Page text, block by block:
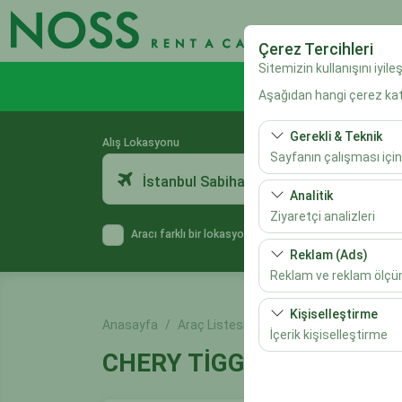
Çerez Tercihleri
Sitemizin kullanışını
Aşağıdan hangi çerez
Gerekli & Teknik
Sayfanın çalışması
Bu çerezler sitenin
bırakılamaz.
Analitik
Ziyaretçi analizleri
Bu çerezler, sitemizin
etmemizi sağlar. Bu
Reklam (Ads)
Reklam ve reklam
Bu çerezler, size ilgi
etkinliğini (gösterim
Kişiselleştirme
İçerik kişiselleştirme
deneyiminizin
Alış Lokasyonu
İstanbul Sabiha Gökçen Havalimanı
Aracı farklı bir lokasyona bırakacağım
Anasayfa Araç Listesi CHERY TİGGO 8
CHERY TİGGO 8